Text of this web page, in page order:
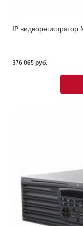
IP видеорегистратор
376 065 pуб.